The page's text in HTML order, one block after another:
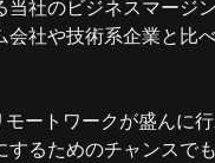
当社のビジネスマージ
会社や技術系企業と比
ートワークが盛んに
するためのチャンスで